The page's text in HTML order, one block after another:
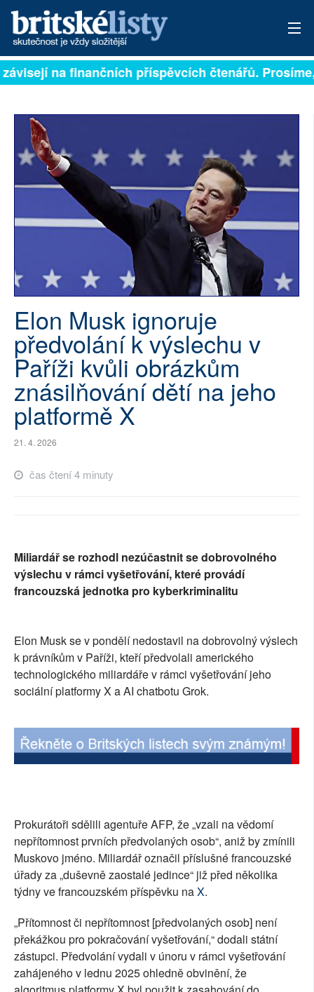
PŘIHLÁSIT
ARCHIV
ROZHOVORY
NEJČTENĚJŠÍ ZA 7 DNÍ
AUTOŘI
PŘÍSPĚVKY NA PROVOZ
SOCIÁLNÍ SÍTĚ
RUBRIKY
PLNÁ VERZE STRÁNEK
na finančních příspěvcích čtenářů. Prosíme,
Elon Musk ignoruje
předvolání k výslechu v
Paříži kvůli obrázkům
znásilňování dětí na jeho
platformě X
21. 4. 2026
čas čtení 4 minuty
Miliardář se rozhodl nezúčastnit se dobrovolného
výslechu v rámci vyšetřování, které provádí
francouzská jednotka pro kyberkriminalitu
Elon Musk se v pondělí nedostavil na dobrovolný výslech
k právníkům v Paříži, kteří předvolali amerického
technologického miliardáře v rámci vyšetřování jeho
sociální platformy X a AI chatbotu Grok.
Prokurátoři sdělili agentuře AFP, že „vzali na vědomí
nepřítomnost prvních předvolaných osob“, aniž by zmínili
Muskovo jméno. Miliardář označil příslušné francouzské
úřady za „duševně zaostalé jedince“ již před několika
týdny ve francouzském příspěvku naX.
„Přítomnost či nepřítomnost [předvolaných osob] není
překážkou pro pokračování vyšetřování,“ dodali státní
zástupci. Předvolání vydali v únoru v rámci vyšetřování
zahájeného v lednu 2025 ohledně obvinění, že